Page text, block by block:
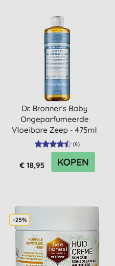
Dr. Bronner's Baby
Ongeparfumeerde
Vloeibare Zeep - 475ml
(8)
€ 18,95 KOPEN
-25%